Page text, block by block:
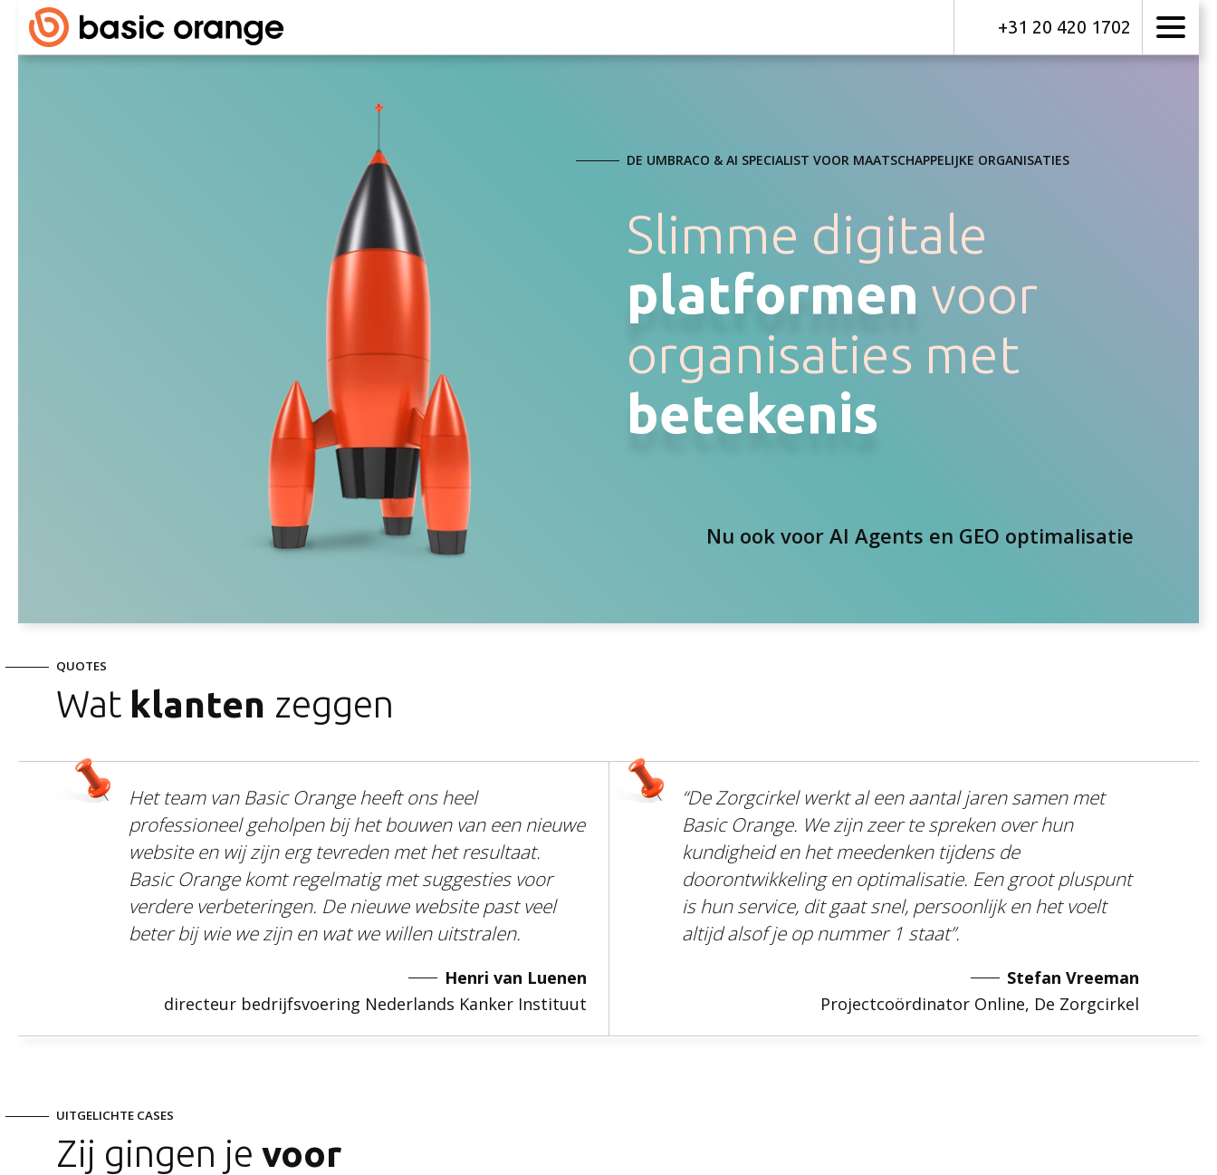
+31 20 420 1702
DE UMBRACO & AI SPECIALIST VOOR MAATSCHAPPELIJKE ORGANISATIES
Slimme digitale
platformen voor
organisaties met
betekenis
Nu ook voor AI Agents en GEO optimalisatie
QUOTES
Wat klanten zeggen
Het team van Basic Orange heeft ons heel
professioneel geholpen bij het bouwen van een nieuwe
website en wij zijn erg tevreden met het resultaat.
Basic Orange komt regelmatig met suggesties voor
verdere verbeteringen. De nieuwe website past veel
beter bij wie we zijn en wat we willen uitstralen.
Henri van Luenen
directeur bedrijfsvoering Nederlands Kanker Instituut
“De Zorgcirkel werkt al een aantal jaren samen met
Basic Orange. We zijn zeer te spreken over hun
kundigheid en het meedenken tijdens de
doorontwikkeling en optimalisatie. Een groot pluspunt
is hun service, dit gaat snel, persoonlijk en het voelt
altijd alsof je op nummer 1 staat”.
Stefan Vreeman
Projectcoördinator Online, De Zorgcirkel
UITGELICHTE CASES
Zij gingen je voor